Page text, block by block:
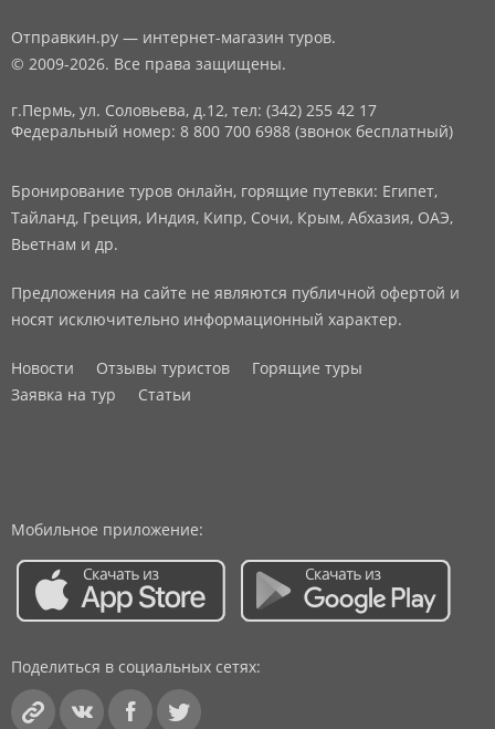
Отправкин.ру — интернет-магазин туров.
© 2009-2026. Все права защищены.
г.Пермь, ул. Соловьева, д.12, тел: (342) 255 42 17
Федеральный номер: 8 800 700 6988 (звонок бесплатный)
Бронирование туров онлайн, горящие путевки: Египет,
Тайланд, Греция, Индия, Кипр, Сочи, Крым, Абхазия, ОАЭ,
Вьетнам и др.
Предложения на сайте не являются публичной офертой и
носят исключительно информационный характер.
Новости Отзывы туристов
Горящие туры
Заявка на тур
Статьи
Мобильное приложение:
Поделиться в социальных сетях: